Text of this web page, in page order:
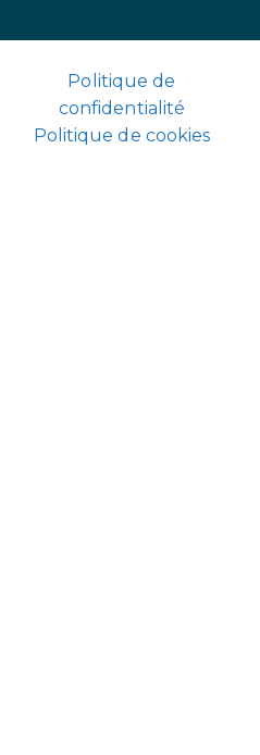
Politique de
confidentialité
Politique de cookies